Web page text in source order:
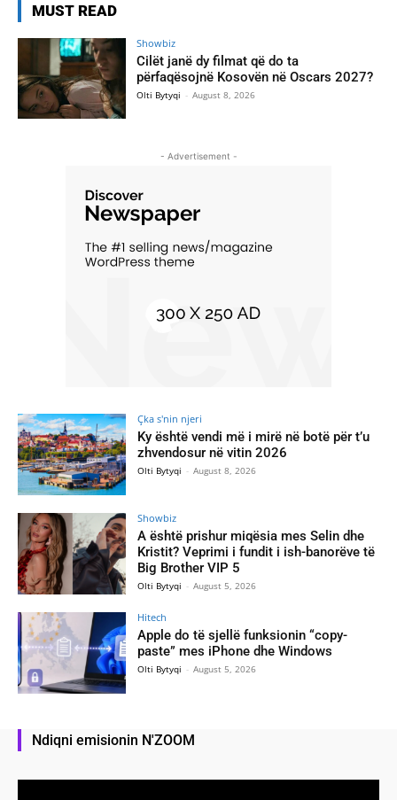
MUST READ
Showbiz
Cilët janë dy filmat që do ta
përfaqësojnë Kosovën në Oscars 2027?
Olti Bytyqi - August 8, 2026
- Advertisement -
Çka s'nin njeri
Ky është vendi më i mirë në botë për t’u
zhvendosur në vitin 2026
Olti Bytyqi - August 8, 2026
Showbiz
A është prishur miqësia mes Selin dhe
Kristit? Veprimi i fundit i ish-banorëve të
Big Brother VIP 5
Olti Bytyqi - August 5, 2026
Hitech
Apple do të sjellë funksionin “copy-
paste” mes iPhone dhe Windows
Olti Bytyqi - August 5, 2026
Ndiqni emisionin N'ZOOM